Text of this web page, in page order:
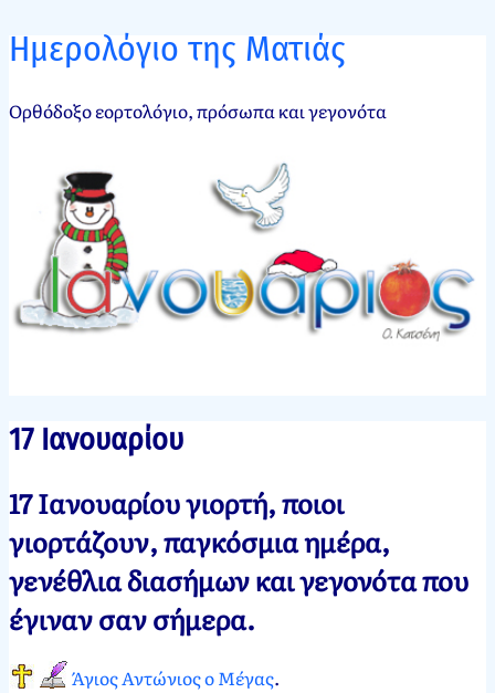
Ημερολόγιο της Ματιάς
Ορθόδοξο εορτολόγιο, πρόσωπα και γεγονότα
17 Ιανουαρίου
Νεκτάριος
Παπασπύρου
17
Ιανουαρίου,
201217
Ιανουαρίου,
2025
17 Ιανουαρίου γιορτή, ποιοι
γιορτάζουν, παγκόσμια ημέρα,
γενέθλια διασήμων και γεγονότα που
έγιναν σαν σήμερα.
Άγιος Αντώνιος ο Μέγας.